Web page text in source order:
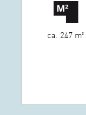
ca. 247 m²